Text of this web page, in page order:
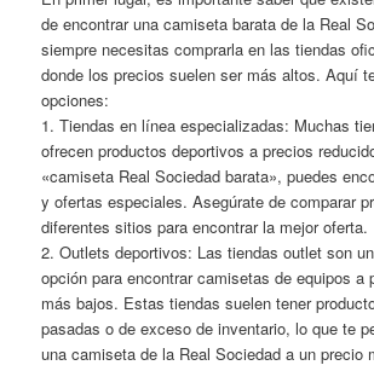
de encontrar una camiseta barata de la Real
siempre necesitas comprarla en las tiendas
donde los precios suelen ser más altos. Aquí
opciones:
1. Tiendas en línea especializadas: Muchas
ofrecen productos deportivos a precios
«camiseta Real Sociedad barata», puedes
y ofertas especiales. Asegúrate de comparar
diferentes sitios para encontrar la mejor oferta.
2. Outlets deportivos: Las tiendas outlet son
opción para encontrar camisetas de equipos a
más bajos. Estas tiendas suelen tener
pasadas o de exceso de inventario, lo que te
una camiseta de la Real Sociedad a un precio